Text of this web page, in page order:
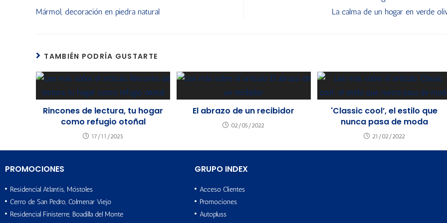
Mármol, decoración en piedra natural
La calma de un hogar en verde
TAMBIÉN PODRÍA GUSTARTE
Rincones de lectura, tu hogar
como refugio otoñal
17/11/2025
El abrazo de un recibidor
02/05/2022
'Classic cool’, el estilo que
nunca pasa de moda
21/02/2022
PROMOCIONES
Residencial Atlantis, Móstoles
Cerro de San Pedro, Colmenar Viejo
Residencial Finisterre, Boadilla del Monte
GRUPO INDEX
Acceso Clientes
Promociones
Autopluss